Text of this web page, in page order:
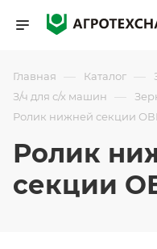
Главная — Каталог —
З/ч для с/х машин —
Ролик нижней секции
Ролик
секции